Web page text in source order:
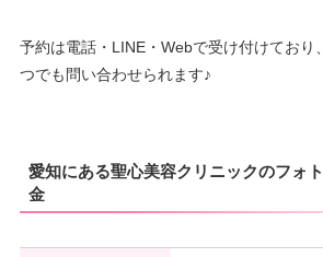
予約は電話・LINE・Webで受け付けており
つでも問い合わせられます♪
愛知にある聖心美容クリニックのフォ
金